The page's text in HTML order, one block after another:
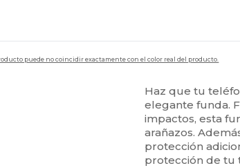
puede no coincidir exactamente con el color real del producto.
Haz que tu
elegante funda.
impactos, esta
arañazos.
protección
protección de tu